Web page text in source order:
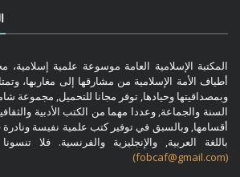
المكتبة الإسلامية العامة موسوعة علمية
أطياف الأمة الإسلامية من مشارقها إلى مغاربها،
وبمصداقيتها وحيادها, توفر مجانا للتحميل, مجموعة
السنة والجماعة, وعددا مهما من الكتب الأدبية
أقسامها, وبالسبق في توفير كتب علمية نفيسة
باللغة العربية, والإنجليزية والفرنسية. فلا
(fobcaf@gmail.com)